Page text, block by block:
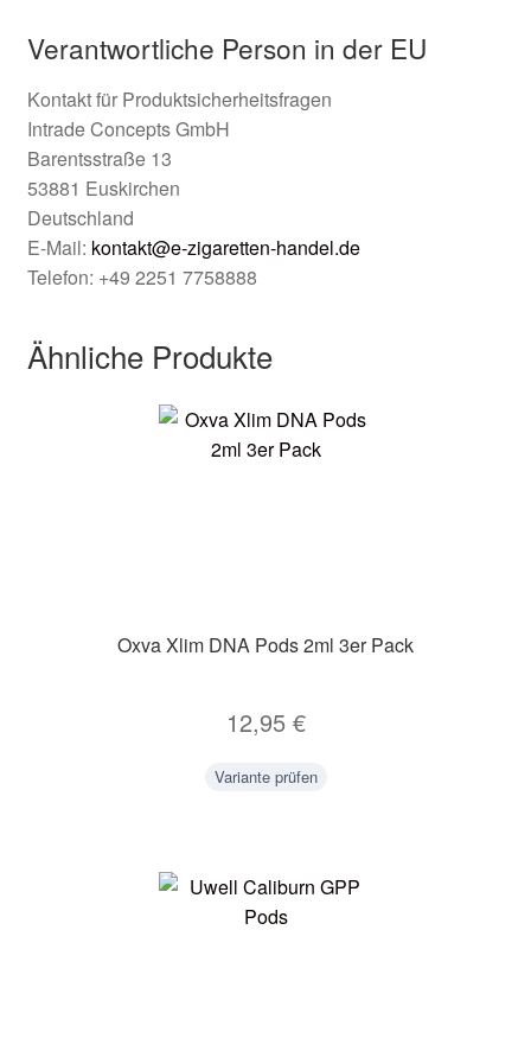
Verantwortliche Person in der EU
Kontakt für Produktsicherheitsfragen
Intrade Concepts GmbH
Barentsstraße 13
53881 Euskirchen
Deutschland
E-Mail: kontakt@e-zigaretten-handel.de
Telefon: +49 2251 7758888
Ähnliche Produkte
Oxva Xlim DNA Pods 2ml 3er Pack
12,95 €
Variante prüfen